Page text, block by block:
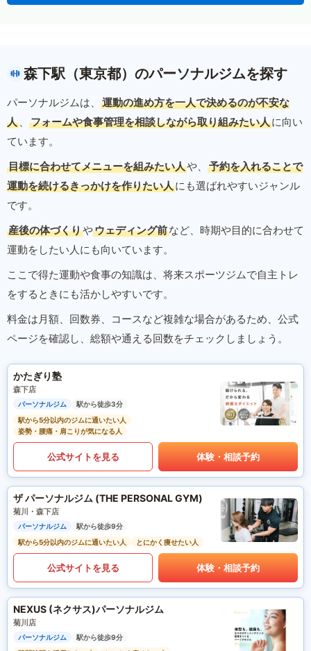
森下駅（東京都）のパーソナルジムを探す
パーソナルジムは、
運動の進め方を一人で決めるのが不安な
人 、 フォームや食事管理を相談しながら取り組みたい人に向い
ています。
目標に合わせてメニューを組みたい人や、
予約を入れることで
運動を続けるきっかけを作りたい人にも選ばれやすいジャンル
です。
産後の体づくりやウェディング前など、時期や目的に合わせて
運動をしたい人にも向いています。
ここで得た運動や食事の知識は、将来スポーツジムで自主トレ
をするときにも活かしやすいです。
料金は月額、回数券、コースなど複雑な場合があるため、公式
ページを確認し、総額や通える回数をチェックしましょう。
かたぎり塾
森下店
パーソナルジム
駅から徒歩3分
駅から5分以内のジムに通いたい人
姿勢・腰痛・肩こりが気になる人
公式サイトを見る 体験・相談予約
ザ パーソナルジム (THE PERSONAL GYM)
菊川・森下店
パーソナルジム
駅から徒歩9分
駅から5分以内のジムに通いたい人
とにかく痩せたい人
公式サイトを見る 体験・相談予約
NEXUS (ネクサス)パーソナルジム
菊川店
パーソナルジム
駅から徒歩9分